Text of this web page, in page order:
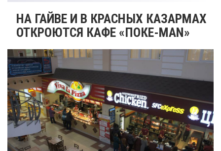
НА ГАЙВЕ И В КРАСНЫХ КАЗАРМАХ
ОТКРОЮТСЯ КАФЕ «ПОКЕ-MAN»